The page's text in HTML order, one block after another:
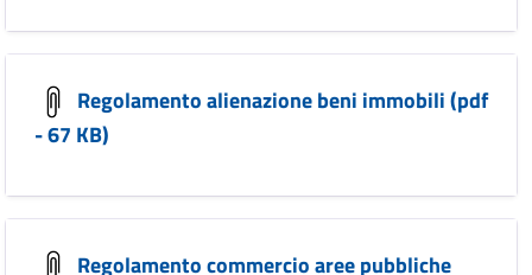
Regolamento alienazione beni immobili (pdf
- 67 KB)
Regolamento commercio aree pubbliche